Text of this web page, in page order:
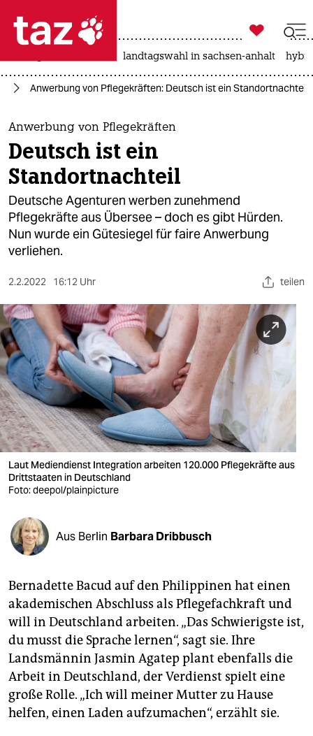
 taz zahl ich
taz zahl ich
themen
politik
öko
gesellschaft
kultur
sport
berlin
nord
wahrheit
verlag
verlag
veranstaltungen
shop
fragen & hilfe
unterstützen
genossenschaft
epaper login

taz zahl ich
landtagswahl in sachsen-anhalt
Anwerbung von Pflegekräften: Deutsch ist ein Standortnachteil
Anwerbung von Pflegekräften
Deutsch ist ein
Standortnachteil
Deutsche Agenturen werben zunehmend
Pflegekräfte aus Übersee – doch es gibt Hürden.
Nun wurde ein Gütesiegel für faire Anwerbung
verliehen.
2.2.2022 16:12 Uhr teilen
Laut Mediendienst Integration arbeiten 120.000 Pflegekräfte aus
Drittstaaten in Deutschland
Foto: deepol/plainpicture
Aus Berlin Barbara Dribbusch
Bernadette Bacud auf den Philippinen hat einen
akademischen Abschluss als Pflegefachkraft und
will in Deutschland arbeiten. „Das Schwierigste ist,
du musst die Sprache lernen“, sagt sie. Ihre
Landsmännin Jasmin Agatep plant ebenfalls die
Arbeit in Deutschland, der Verdienst spielt eine
große Rolle. „Ich will meiner Mutter zu Hause
helfen, einen Laden aufzumachen“, erzählt sie.